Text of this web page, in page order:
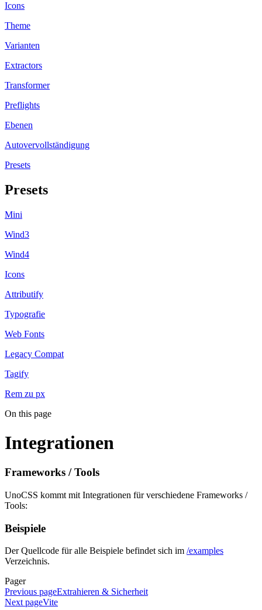
Icons
Theme
Varianten
Extractors
Transformer
Preflights
Ebenen
Autovervollständigung
Presets
Presets
Mini
Wind3
Wind4
Icons
Attributify
Typografie
Web Fonts
Legacy Compat
Tagify
Rem zu px
On this page
Integrationen
Frameworks / Tools
UnoCSS kommt mit Integrationen für verschiedene Frameworks /
Tools:
Beispiele
Der Quellcode für alle Beispiele befindet sich im /examples
Verzeichnis.
Pager
Previous pageExtrahieren & Sicherheit
Next pageVite